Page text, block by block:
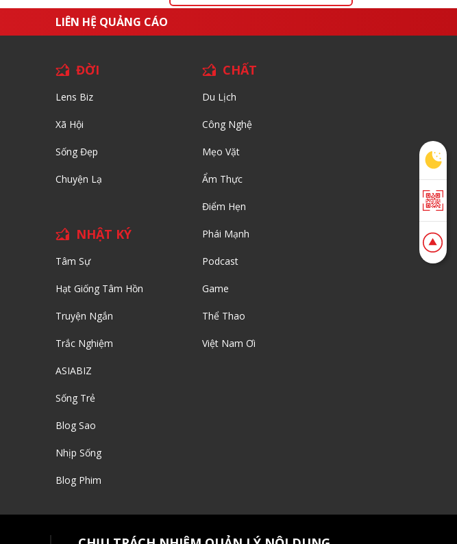
LIÊN HỆ QUẢNG CÁO
ĐỜI
Lens Biz
Xã Hội
Sống Đẹp
Chuyện Lạ
NHẬT KÝ
Tâm Sự
Hạt Giống Tâm Hồn
Truyện Ngắn
Trắc Nghiệm
ASIABIZ
Sống Trẻ
Blog Sao
Nhịp Sống
Blog Phim
CHẤT
Du Lịch
Công Nghệ
Mẹo Vặt
Ẩm Thực
Điểm Hẹn
Phái Mạnh
Podcast
Game
Thể Thao
Việt Nam Ơi